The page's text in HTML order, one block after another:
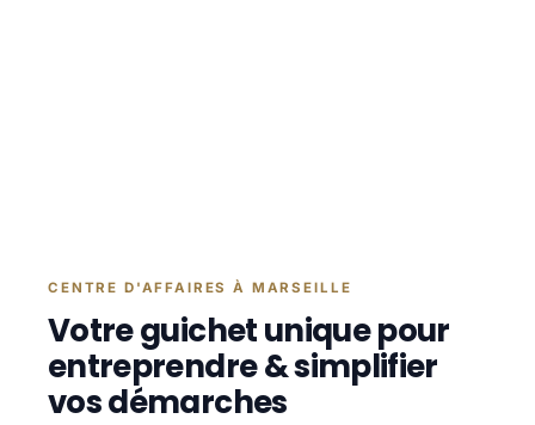
CENTRE D'AFFAIRES À MARSEILLE
Votre guichet unique pour
entreprendre & simplifier
vos démarches